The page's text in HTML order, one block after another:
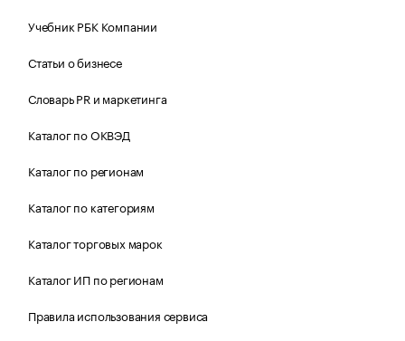
Учебник РБК Компании
Статьи о бизнесе
Словарь PR и маркетинга
Каталог по ОКВЭД
Каталог по регионам
Каталог по категориям
Каталог торговых марок
Каталог ИП по регионам
Правила использования сервиса